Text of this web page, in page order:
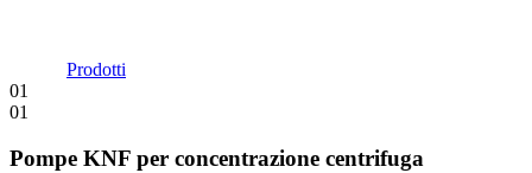
Prodotti
01
01
Pompe KNF per concentrazione centrifuga